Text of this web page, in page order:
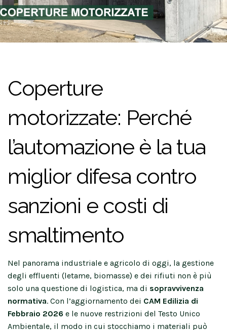
Coperture
motorizzate: Perché
l’automazione è la tua
miglior difesa contro
sanzioni e costi di
smaltimento
Nel panorama industriale e agricolo di oggi, la gestione
degli effluenti (letame, biomasse) e dei rifiuti non è più
solo una questione di logistica, ma di sopravvivenza
normativa. Con l’aggiornamento dei CAM Edilizia di
Febbraio 2026 e le nuove restrizioni del Testo Unico
Ambientale, il modo in cui stocchiamo i materiali può